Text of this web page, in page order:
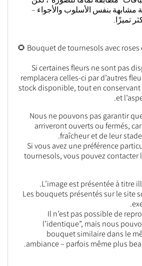
مشابهة بنفس الأسلوب والأجواء –
تميزًا.
Bouquet de tournesols avec roses et feuillage décoratif 🌻
Si certaines fleurs ne sont pas
remplacera celles-ci par d’autres
stock disponible, tout en conservant
et
Nous ne pouvons pas garantir
arriveront ouverts ou fermés,
fraîcheur et de leur
Si vous avez une préférence
tournesols, vous pouvez contacter
L’image est présentée à titre
Les bouquets présentés sur le site
Il n’est pas possible de
l’identique”, mais nous
bouquet similaire dans le
ambiance – parfois même plus